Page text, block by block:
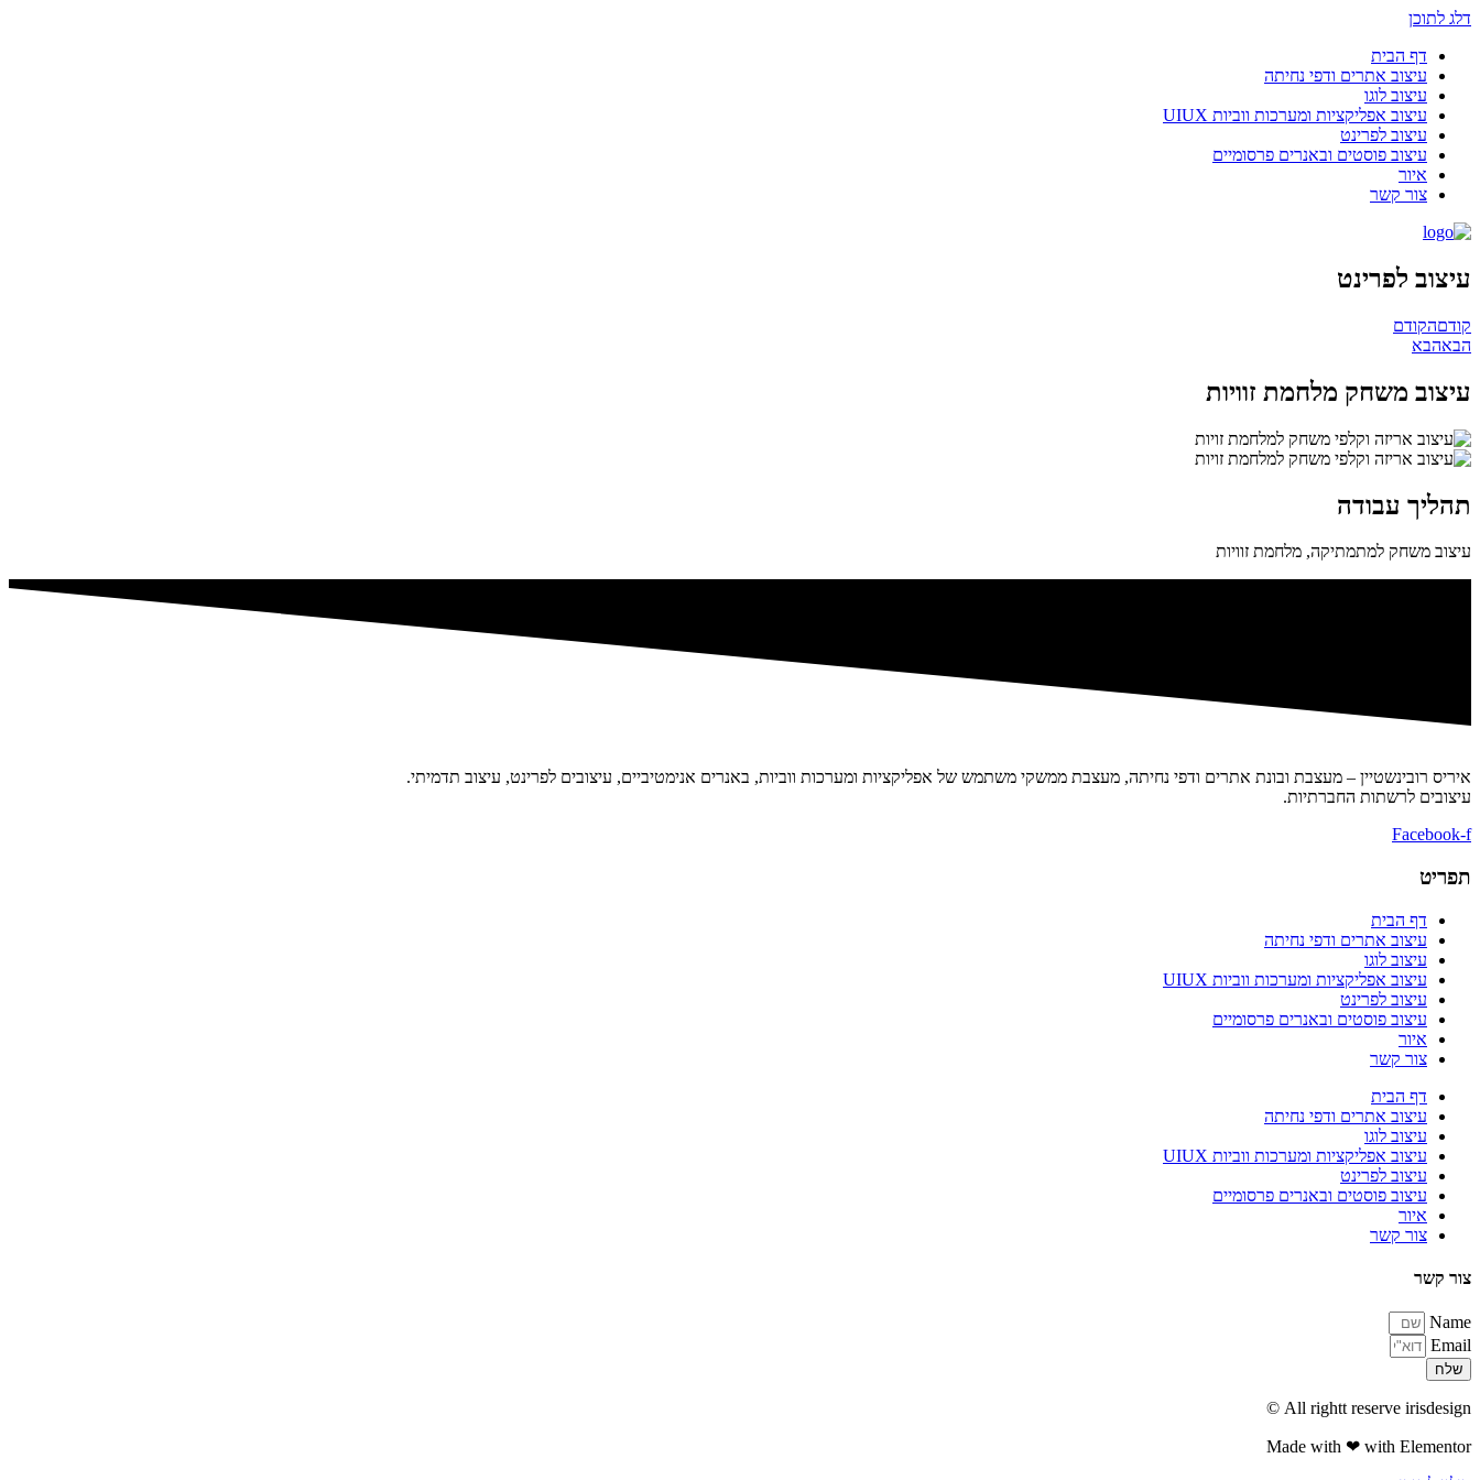
דלג לתוכן
דף הבית
עיצוב אתרים ודפי נחיתה
עיצוב לוגו
עיצוב אפליקציות ומערכות ווביות UIUX​
עיצוב לפרינט
עיצוב פוסטים ובאנרים פרסומיים
איור
צור קשר
עיצוב לפרינט
קודםהקודם
הבאהבא
עיצוב משחק מלחמת זוויות
תהליך עבודה
עיצוב משחק למתמתיקה, מלחמת זוויות
איריס רובינשטיין – מעצבת ובונת אתרים ודפי נחיתה, מעצבת ממשקי משתמש של אפליקציות ומערכות ווביות, באנרים אנימטיביים, עיצובים לפרינט, עיצוב תדמיתי.
עיצובים לרשתות החברתיות.
Facebook-f
תפריט
דף הבית
עיצוב אתרים ודפי נחיתה
עיצוב לוגו
עיצוב אפליקציות ומערכות ווביות UIUX​
עיצוב לפרינט
עיצוב פוסטים ובאנרים פרסומיים
איור
צור קשר
דף הבית
עיצוב אתרים ודפי נחיתה
עיצוב לוגו
עיצוב אפליקציות ומערכות ווביות UIUX​
עיצוב לפרינט
עיצוב פוסטים ובאנרים פרסומיים
איור
צור קשר
צור קשר
Name
Email
שלח
All rightt reserve irisdesign ©
Made with ❤ with Elementor​